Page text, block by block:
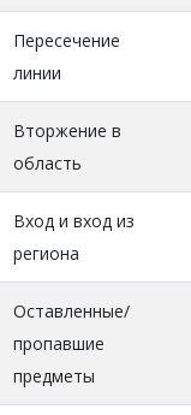
Пересечение
линии
Вторжение в
область
Вход и вход из
региона
Оставленные/
пропавшие
предметы